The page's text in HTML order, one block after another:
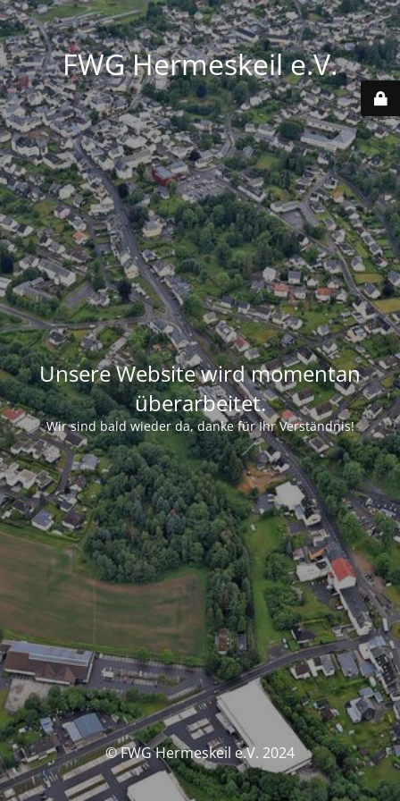
FWG Hermeskeil e.V.
Unsere Website wird momentan
überarbeitet.
Wir sind bald wieder da, danke für Ihr Verständnis!
© FWG Hermeskeil e.V. 2024